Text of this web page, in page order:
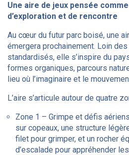
Une aire de jeux pensée
d’exploration et de rencontre
Au cœur du futur parc boisé, une
émergera prochainement. Loin
standardisés, elle s’inspire du
formes organiques, parcours
lieu où l’imaginaire et le
L’aire s’articule autour de quatre
Zone 1 – Grimpe et défis
sur copeaux, une structure
filet pour grimper, et un rocher
d’escalade pour appréhender